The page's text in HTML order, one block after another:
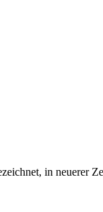
in neuerer